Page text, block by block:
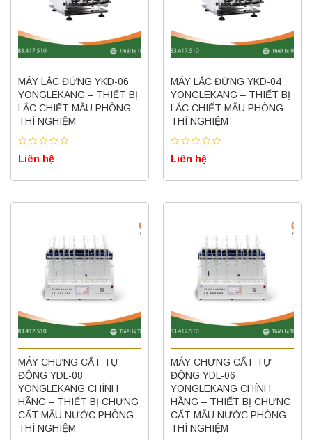
MÁY LẮC ĐỨNG YKD-06
YONGLEKANG – THIẾT BỊ
LẮC CHIẾT MẪU PHÒNG
THÍ NGHIỆM
Liên hệ
MÁY LẮC ĐỨNG YKD-04
YONGLEKANG – THIẾT BỊ
LẮC CHIẾT MẪU PHÒNG
THÍ NGHIỆM
Liên hệ
MÁY CHƯNG CẤT TỰ
ĐỘNG YDL-08
YONGLEKANG CHÍNH
HÃNG – THIẾT BỊ CHƯNG
CẤT MẪU NƯỚC PHÒNG
THÍ NGHIỆM
MÁY CHƯNG CẤT TỰ
ĐỘNG YDL-06
YONGLEKANG CHÍNH
HÃNG – THIẾT BỊ CHƯNG
CẤT MẪU NƯỚC PHÒNG
THÍ NGHIỆM